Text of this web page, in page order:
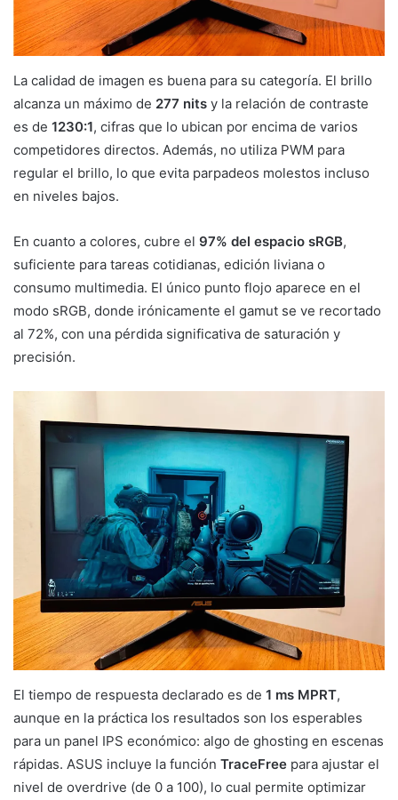
La calidad de imagen es buena para su categoría. El brillo
alcanza un máximo de 277 nits y la relación de contraste
es de 1230:1, cifras que lo ubican por encima de varios
competidores directos. Además, no utiliza PWM para
regular el brillo, lo que evita parpadeos molestos incluso
en niveles bajos.
En cuanto a colores, cubre el 97% del espacio sRGB,
suficiente para tareas cotidianas, edición liviana o
consumo multimedia. El único punto flojo aparece en el
modo sRGB, donde irónicamente el gamut se ve recortado
al 72%, con una pérdida significativa de saturación y
precisión.
El tiempo de respuesta declarado es de 1 ms MPRT,
aunque en la práctica los resultados son los esperables
para un panel IPS económico: algo de ghosting en escenas
rápidas. ASUS incluye la función TraceFree para ajustar el
nivel de overdrive (de 0 a 100), lo cual permite optimizar